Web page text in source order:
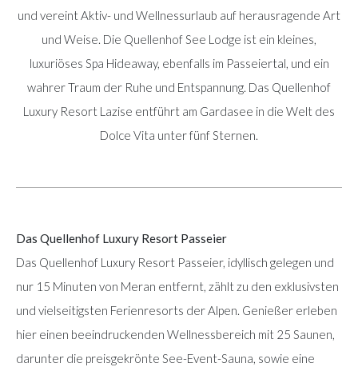
und vereint Aktiv- und Wellnessurlaub auf herausragende Art
und Weise. Die Quellenhof See Lodge ist ein kleines,
luxuriöses Spa Hideaway, ebenfalls im Passeiertal, und ein
wahrer Traum der Ruhe und Entspannung. Das Quellenhof
Luxury Resort Lazise entführt am Gardasee in die Welt des
Dolce Vita unter fünf Sternen.
Das Quellenhof Luxury Resort Passeier
Das Quellenhof Luxury Resort Passeier, idyllisch gelegen und
nur 15 Minuten von Meran entfernt, zählt zu den exklusivsten
und vielseitigsten Ferienresorts der Alpen. Genießer erleben
hier einen beeindruckenden Wellnessbereich mit 25 Saunen,
darunter die preisgekrönte See-Event-Sauna, sowie eine